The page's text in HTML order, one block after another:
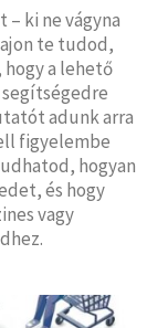
ki ne vágyna
te tudod,
hogy a lehető
adunk arra
figyelembe
hogyan
és hogy
vagy